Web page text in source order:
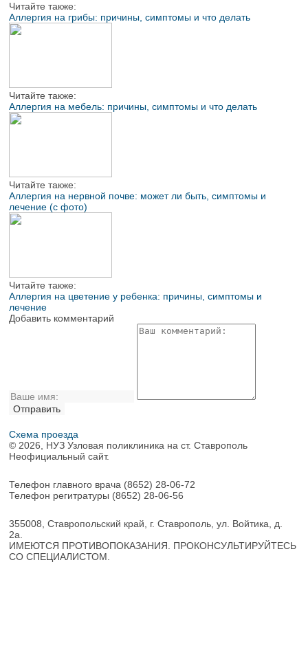
Читайте также:
Аллергия на грибы: причины, симптомы и что делать
Читайте также:
Аллергия на мебель: причины, симптомы и что делать
Читайте также:
Аллергия на нервной почве: может ли быть, симптомы и
лечение (с фото)
Читайте также:
Аллергия на цветение у ребенка: причины, симптомы и
лечение
Добавить комментарий
Схема проезда
© 2026, НУЗ Узловая поликлиника на ст. Ставрополь
Неофициальный сайт.
Телефон главного врача (8652) 28-06-72
Телефон регитратуры (8652) 28-06-56
355008, Ставропольский край, г. Ставрополь, ул. Войтика, д.
2а.
ИМЕЮТСЯ ПРОТИВОПОКАЗАНИЯ. ПРОКОНСУЛЬТИРУЙТЕСЬ
СО СПЕЦИАЛИСТОМ.